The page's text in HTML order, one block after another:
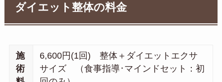
ダイエット整体の料金
施
術
6,600円(1回) 整体＋ダイエットエクサ
サイズ （食事指導･マインドセット：初